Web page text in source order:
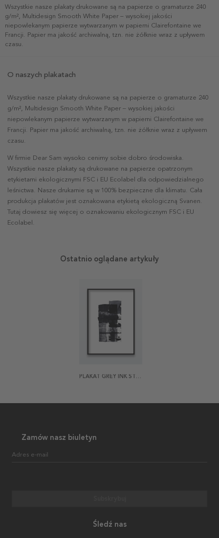
Wszystkie nasze plakaty drukowane są na papierze o gramaturze 240
g/m², Multidesign Smooth White Paper – wysokiej jakości
niepowlekanym papierze wytwarzanym w papierni Clairefontaine we
Francji. Papier ma jakość archiwalną, tzn. nie żółknie wraz z upływem
czasu.
O naszych plakatach
Wszystkie nasze plakaty drukowane są na papierze o gramaturze 240
g/m², Multidesign Smooth White Paper – wysokiej jakości
niepowlekanym papierze wytwarzanym w papierni Clairefontaine we
Francji. Papier ma jakość archiwalną, tzn. nie żółknie wraz z upływem
czasu.
W firmie Dear Sam wysoko cenimy sobie dobro środowiska.
Wszystkie nasze plakaty są drukowane na papierze opatrzonym
etykietami ekologicznymi FSC i EU Ecolabel dla odpowiedzialnego
leśnictwa. Nasze drukarnie są w 100% bezpieczne dla klimatu. Cała
produkcja plakatów jest oznakowana etykietą ekologiczną Svanen.
Tutaj dowiesz się więcej o oznakowaniu ekologicznym FSC i EU
Ecolabel.
Ostatnio oglądane artykuły
PLAKAT GREY INK STROKE
Zamów nasz biuletyn
Adres e-mail
Śledź nas